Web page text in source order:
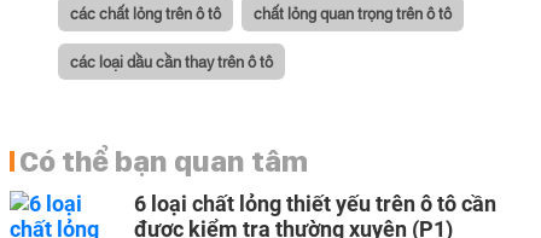
các chất lỏng trên ô tô chất lỏng quan trọng trên ô tô
các loại dầu cần thay trên ô tô
Có thể bạn quan tâm
6 loại chất lỏng thiết yếu trên ô tô cần
được kiểm tra thường xuyên (P1)